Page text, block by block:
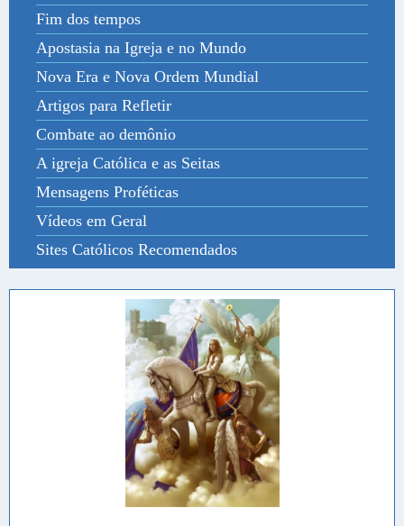
Fim dos tempos
Apostasia na Igreja e no Mundo
Nova Era e Nova Ordem Mundial
Artigos para Refletir
Combate ao demônio
A igreja Católica e as Seitas
Mensagens Proféticas
Vídeos em Geral
Sites Católicos Recomendados